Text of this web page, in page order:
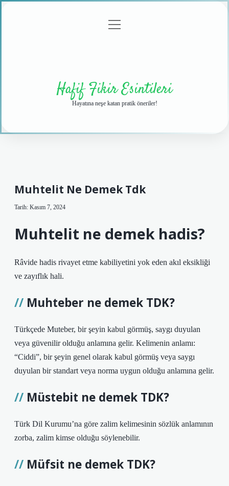
menüyü
Hafif Fikir Esintileri
Hayatına neşe katan pratik öneriler!
Muhtelit Ne Demek Tdk
Tarih: Kasım 7, 2024
Muhtelit ne demek hadis?
Râvide hadis rivayet etme kabiliyetini yok eden akıl eksikliği
ve zayıflık hali.
Muhteber ne demek TDK?
Türkçede Muteber, bir şeyin kabul görmüş, saygı duyulan
veya güvenilir olduğu anlamına gelir. Kelimenin anlamı:
“Ciddi”, bir şeyin genel olarak kabul görmüş veya saygı
duyulan bir standart veya norma uygun olduğu anlamına gelir.
Müstebit ne demek TDK?
Türk Dil Kurumu’na göre zalim kelimesinin sözlük anlamının
zorba, zalim kimse olduğu söylenebilir.
Müfsit ne demek TDK?